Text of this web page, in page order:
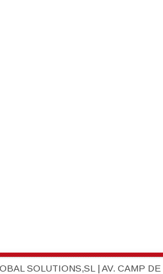
SOLUTIONS,SL | AV. CAMP